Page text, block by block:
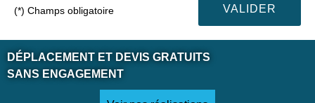
(*) Champs obligatoire
DÉPLACEMENT ET DEVIS GRATUITS
SANS ENGAGEMENT